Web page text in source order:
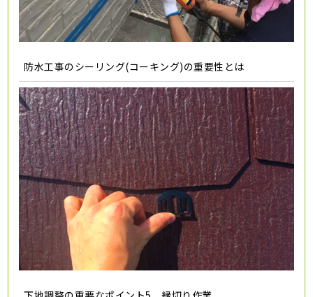
防水工事のシーリング(コーキング)の重要性とは